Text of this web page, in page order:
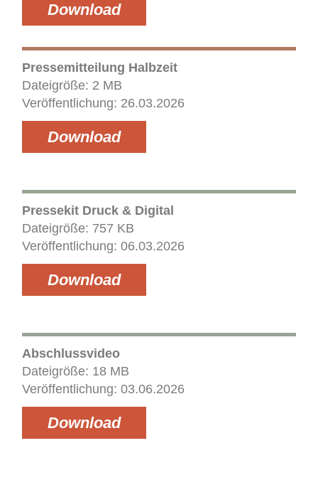
Download
Pressemitteilung Halbzeit
Dateigröße: 2 MB
Veröffentlichung: 26.03.2026
Download
Pressekit Druck & Digital
Dateigröße: 757 KB
Veröffentlichung: 06.03.2026
Download
Abschlussvideo
Dateigröße: 18 MB
Veröffentlichung: 03.06.2026
Download